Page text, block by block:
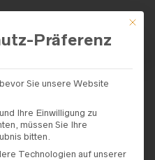
/MARY
Mit
Präferenz
Sie unsere Website
Ihre Einwilligung zu
müssen Sie Ihre
bitten.
Technologien auf unserer